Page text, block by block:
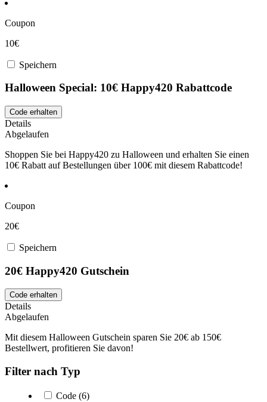
Coupon
10€
Speichern
Halloween Special: 10€ Happy420 Rabattcode
Code erhalten
Details
Abgelaufen
Shoppen Sie bei Happy420 zu Halloween und erhalten Sie einen
10€ Rabatt auf Bestellungen über 100€ mit diesem Rabattcode!
Coupon
20€
Speichern
20€ Happy420 Gutschein
Code erhalten
Details
Abgelaufen
Mit diesem Halloween Gutschein sparen Sie 20€ ab 150€
Bestellwert, profitieren Sie davon!
Filter nach Typ
Code (6)